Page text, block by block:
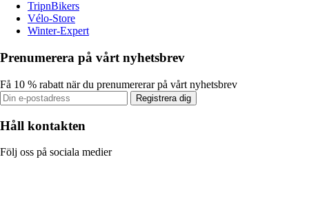
TripnBikers
Vélo-Store
Winter-Expert
Prenumerera på vårt nyhetsbrev
Få 10 % rabatt när du prenumererar på vårt nyhetsbrev
Registrera dig
Håll kontakten
Följ oss på sociala medier